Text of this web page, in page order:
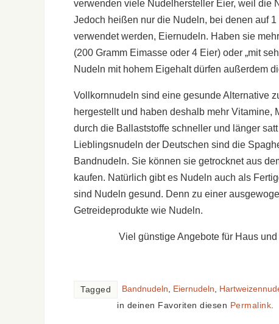
verwenden viele Nudelhersteller Eier, weil die
Jedoch heißen nur die Nudeln, bei denen auf
verwendet werden, Eiernudeln. Haben sie
(200 Gramm Eimasse oder 4 Eier) oder „mit
Nudeln mit hohem Eigehalt dürfen außerdem
Vollkornnudeln sind eine gesunde Alternative
hergestellt und haben deshalb mehr Vitamine,
durch die Ballaststoffe schneller und länger
Lieblingsnudeln der Deutschen sind die
Bandnudeln. Sie können sie getrocknet aus
kaufen. Natürlich gibt es Nudeln auch als
sind Nudeln gesund. Denn zu einer
Getreideprodukte wie Nudeln.
Viel günstige Angebote für Haus
Tagged Bandnudeln Eiernudeln
in deinen Favoriten diesen Permalink